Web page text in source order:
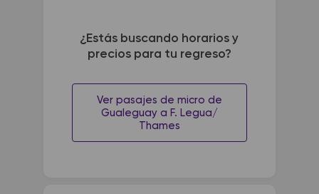
¿Estás buscando horarios y
precios para tu regreso?
Ver pasajes de micro de
Gualeguay a F. Legua/
Thames